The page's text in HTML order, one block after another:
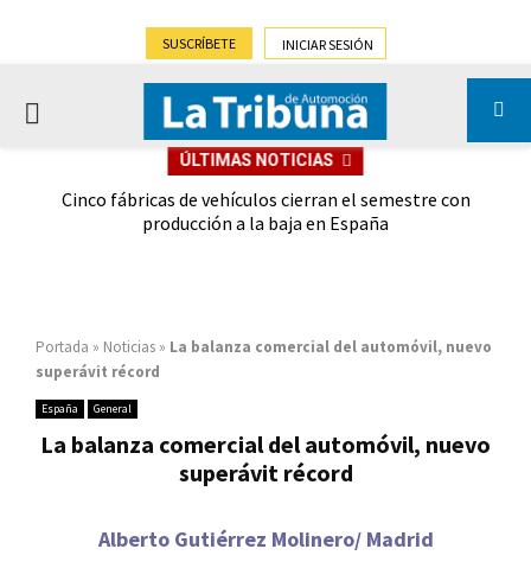
SUSCRÍBETE INICIAR SESIÓN
PRIMARY
ÚLTIMAS NOTICIAS
Cinco fábricas de vehículos cierran el semestre con
producción a la baja en España
Portada » Noticias » La balanza comercial del automóvil, nuevo
superávit récord
España General
La balanza comercial del automóvil, nuevo
superávit récord
Alberto Gutiérrez Molinero/ Madrid